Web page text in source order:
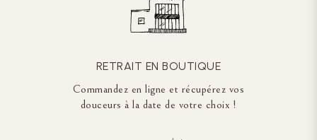
RETRAIT EN BOUTIQUE
Commandez en ligne et récupérez vos
douceurs à la date de votre choix !